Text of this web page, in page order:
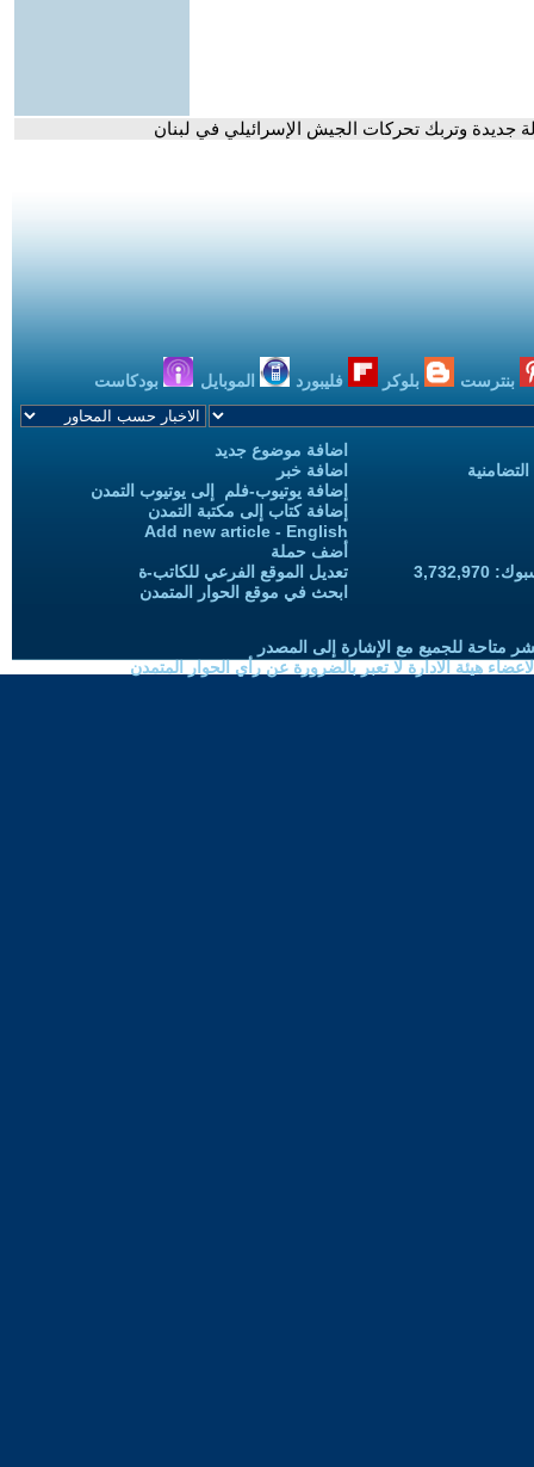
وتربك تحركات الجيش الإسرائيلي في لبنان
بنترست بلوكر فليبورد الموبايل بودكاست
اضافة موضوع جديد
اضافة خبر
إضافة يوتيوب-فلم إلى يوتيوب التمدن
إضافة كتاب إلى مكتبة التمدن
Add new article - English
أضف حملة
تعديل الموقع الفرعي للكاتب-ة
ابحث في موقع الحوار المتمدن
متاحة للجميع مع الإشارة إلى المصدر
هيئة الادارة لا تعبر بالضرورة عن رأي الحوار المتمدن